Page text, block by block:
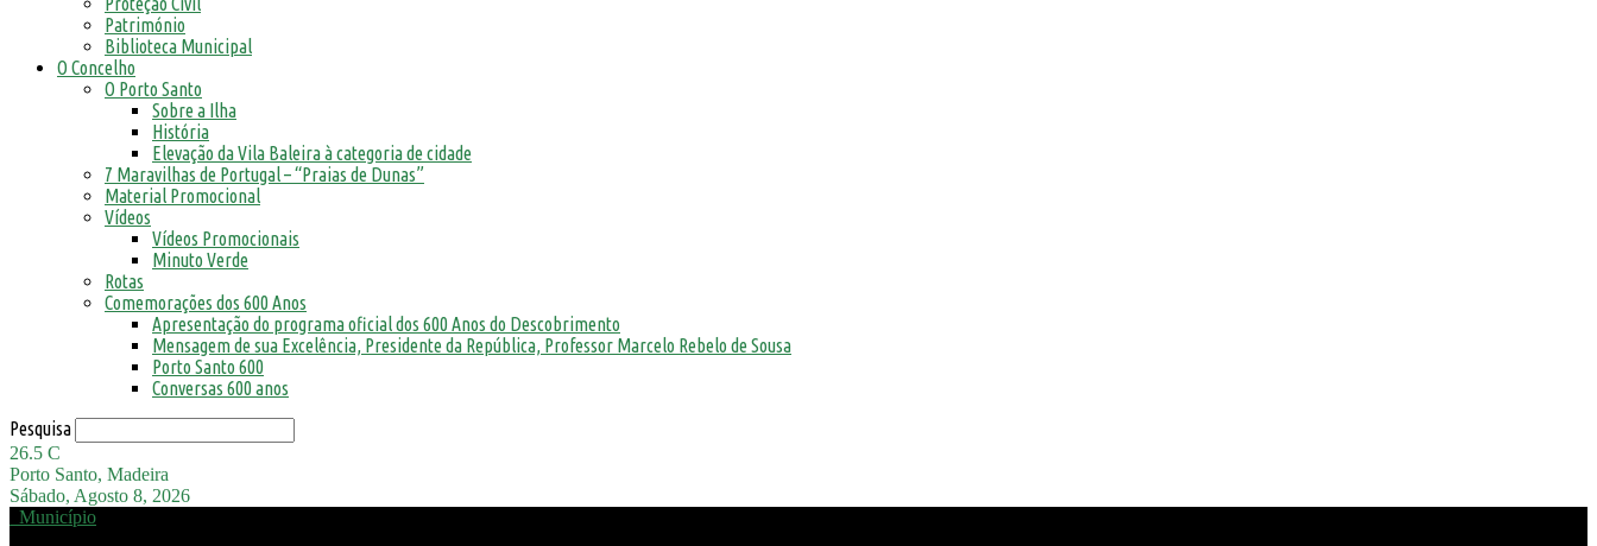
Património
Biblioteca Municipal
O Concelho
O Porto Santo
Sobre a Ilha
História
Elevação da Vila Baleira à categoria de cidade
7 Maravilhas de Portugal – “Praias de Dunas”
Material Promocional
Vídeos
Vídeos Promocionais
Minuto Verde
Rotas
Comemorações dos 600 Anos
Apresentação do programa oficial dos 600 Anos do Descobrimento
Mensagem de sua Excelência, Presidente da República, Professor Marcelo Rebelo de Sousa
Porto Santo 600
Conversas 600 anos
Pesquisa
26.5 C
Porto Santo, Madeira
Sábado, Agosto 8, 2026
Município